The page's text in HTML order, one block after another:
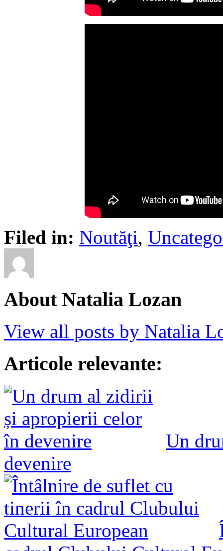
Filed in: Noutăţi,
About Natalia Lozan
View all posts by Natalia
Articole relevante:
Un
devenire